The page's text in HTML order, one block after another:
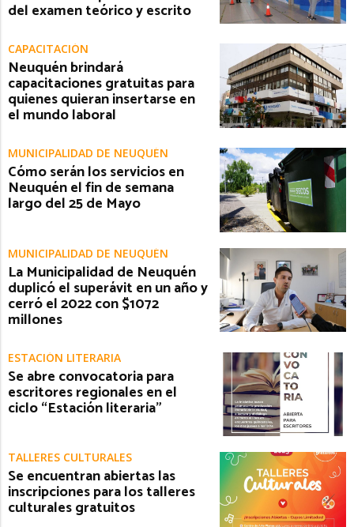
del examen teórico y escrito
CAPACITACIÓN
Neuquén brindará
capacitaciones gratuitas para
quienes quieran insertarse en
el mundo laboral
MUNICIPALIDAD DE NEUQUÉN
Cómo serán los servicios en
Neuquén el fin de semana
largo del 25 de Mayo
MUNICIPALIDAD DE NEUQUÉN
La Municipalidad de Neuquén
duplicó el superávit en un año y
cerró el 2022 con $1072
millones
ESTACIÓN LITERARIA
Se abre convocatoria para
escritores regionales en el
ciclo “Estación literaria”
TALLERES CULTURALES
Se encuentran abiertas las
inscripciones para los talleres
culturales gratuitos